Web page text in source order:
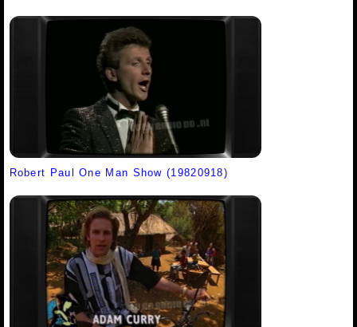
Robert Paul One Man Show (19820918)